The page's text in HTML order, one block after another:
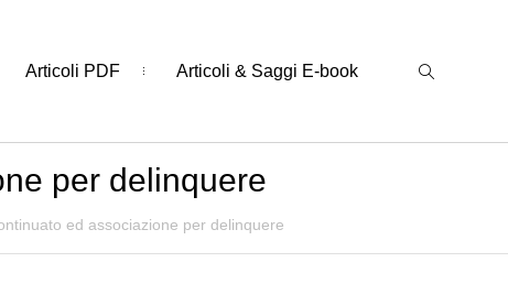
Articoli PDF Articoli & Saggi E-book
per delinquere
ed associazione per delinquere